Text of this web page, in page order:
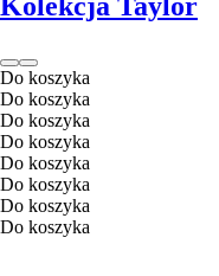
Kolekcja Taylor
Do koszyka
Do koszyka
Do koszyka
Do koszyka
Do koszyka
Do koszyka
Do koszyka
Do koszyka